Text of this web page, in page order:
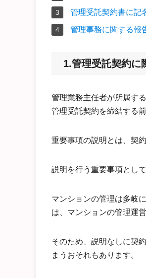
管理受託契約書に記
管理事務に関する報
1.管理受託契約に
管理業務主任者が所属す
管理受託契約を締結する前
重要事項の説明とは、契
説明を行う重要事項とし
マンションの管理は多岐
は、マンションの管理運
そのため、説明なしに契
まうおそれもあります。